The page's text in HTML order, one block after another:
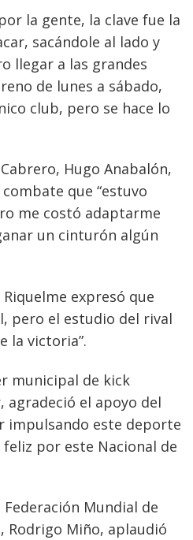
la gente, la clave fue la
sacándole al lado y
llegar a las grandes
de lunes a sábado,
club, pero se hace lo
Hugo Anabalón,
que “estuvo
me costó adaptarme
un cinturón algún
expresó que
pero el estudio del rival
la victoria”.
municipal de kick
agradeció el apoyo del
impulsando este deporte
por este Nacional de
Mundial de
Rodrigo Miño, aplaudió